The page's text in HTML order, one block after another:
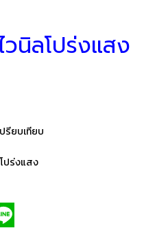
นิลโปร่งแสง
ปรียบเทียบ
ปร่งแสง